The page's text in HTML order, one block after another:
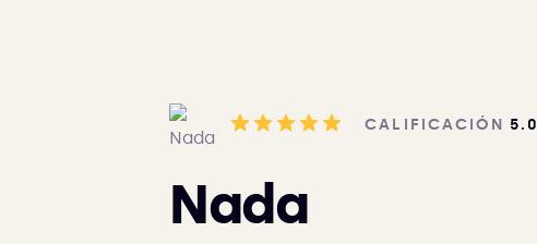
CALIFICACIÓN 5.0
Nada